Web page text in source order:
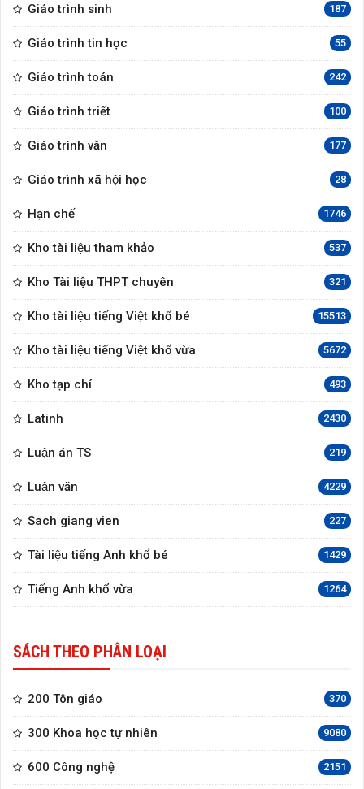
Giáo trình sinh 187
Giáo trình tin học 55
Giáo trình toán 242
Giáo trình triết 100
Giáo trình văn 177
Giáo trình xã hội học 28
Hạn chế 1746
Kho tài liệu tham khảo 537
Kho Tài liệu THPT chuyên 321
Kho tài liệu tiếng Việt khổ bé 15513
Kho tài liệu tiếng Việt khổ vừa 5672
Kho tạp chí 493
Latinh 2430
Luận án TS 219
Luận văn 4229
Sach giang vien 227
Tài liệu tiếng Anh khổ bé 1429
Tiếng Anh khổ vừa 1264
SÁCH THEO PHÂN LOẠI
200 Tôn giáo 370
300 Khoa học tự nhiên 9080
600 Công nghệ 2151